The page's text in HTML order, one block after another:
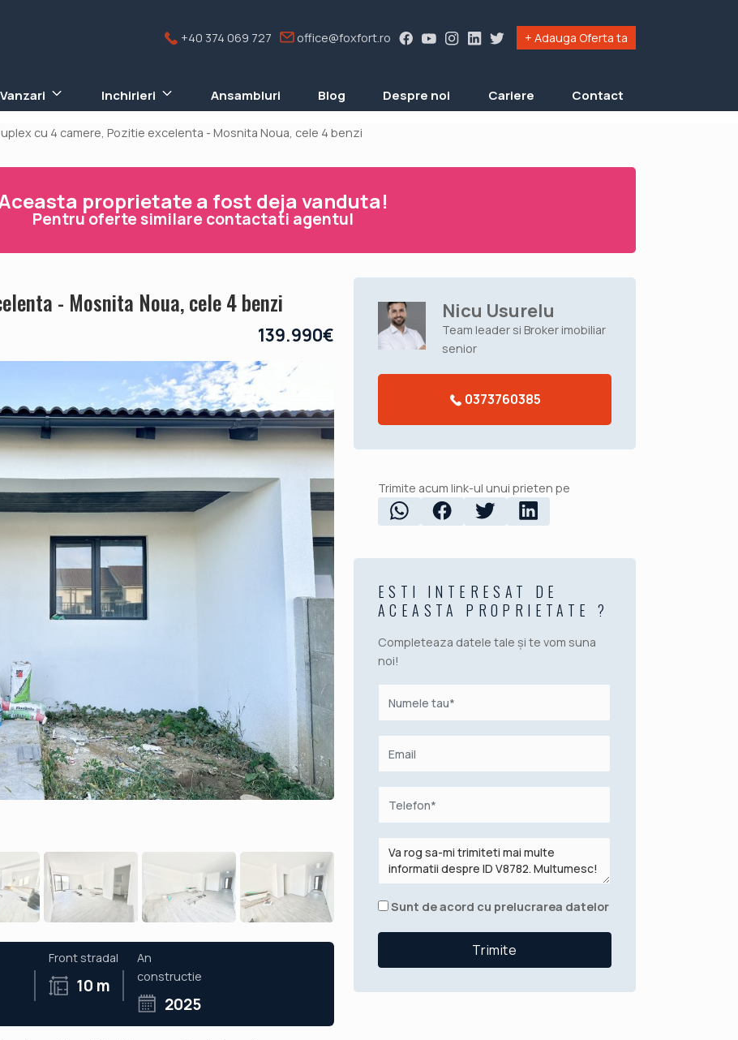
+40 374 069 727 office@foxfort.ro + Adauga Oferta ta
Vanzari Inchirieri Ansambluri Blog Despre noi Cariere Contact
cu 4 camere, Pozitie excelenta - Mosnita Noua, cele 4 benzi
proprietate a fost deja vanduta!
Pentru oferte similare contactati agentul
- Mosnita Noua, cele 4 benzi
139.990€
Front stradal
10 m
An
constructie
2025
Nicu Usurelu
Team leader si Broker imobiliar
senior
0373760385
Trimite acum link-ul unui prieten pe
ESTI INTERESAT DE
ACEASTA PROPRIETATE ?
Completeaza datele tale și te vom suna
noi!
Sunt de acord cu prelucrarea datelor